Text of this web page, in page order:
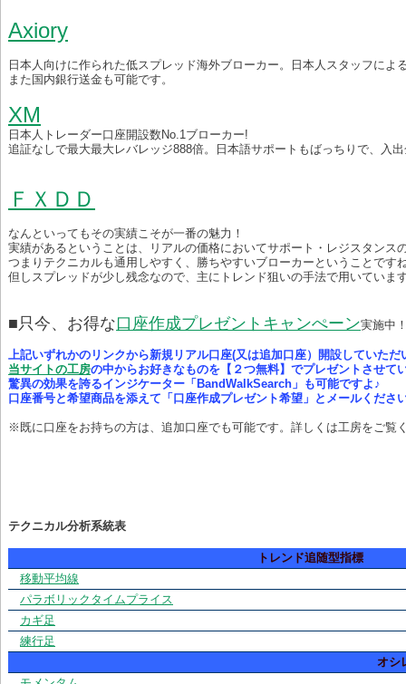
Axiory
日本人向けに作られた低スプレッド海外ブローカー。日本人スタッフによ
また国内銀行送金も可能です。
XM
日本人トレーダー口座開設数No.1ブローカー!
追証なしで最大最大レバレッジ888倍。日本語サポートもばっちりで、入
ＦＸＤＤ
なんといってもその実績こそが一番の魅力！
実績があるということは、リアルの価格においてサポート・レジスタンス
つまりテクニカルも通用しやすく、勝ちやすいブローカーということです
但しスプレッドが少し残念なので、主にトレンド狙いの手法で用いていま
■只今、お得な口座作成プレゼントキャンぺーン実施中
上記いずれかのリンクから新規リアル口座(又は追加口座）開設していただ
当サイトの工房の中からお好きなものを【２つ無料】でプレゼントさせて
驚異の効果を誇るインジケーター「BandWalkSearch」も可能ですよ♪
口座番号と希望商品を添えて「口座作成プレゼント希望」とメールくださ
※既に口座をお持ちの方は、追加口座でも可能です。詳しくは工房をご覧
テクニカル分析系統表
トレンド追随型指標
移動平均線
パラボリックタイムプライス
カギ足
練行足
オシ